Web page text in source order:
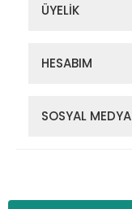
ÜYELİK
HESABIM
SOSYAL MEDYA